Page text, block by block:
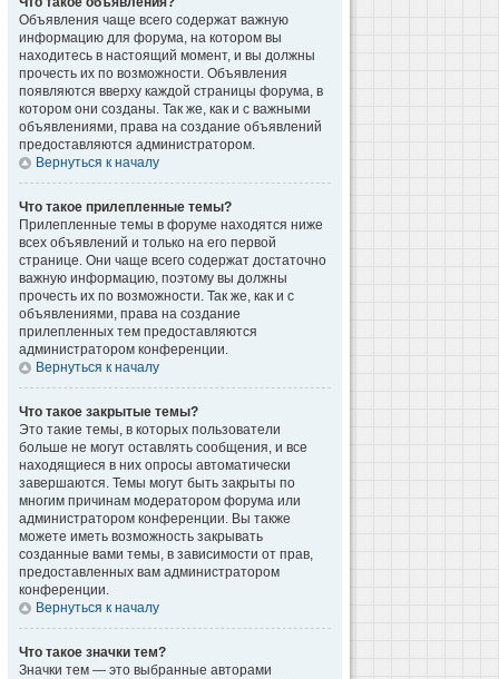
Объявления чаще всего содержат важную
информацию для форума, на котором вы
находитесь в настоящий момент, и вы должны
прочесть их по возможности. Объявления
появляются вверху каждой страницы форума, в
котором они созданы. Так же, как и с важными
объявлениями, права на создание объявлений
предоставляются администратором.
Вернуться к началу
Что такое прилепленные темы?
Прилепленные темы в форуме находятся ниже
всех объявлений и только на его первой
странице. Они чаще всего содержат достаточно
важную информацию, поэтому вы должны
прочесть их по возможности. Так же, как и с
объявлениями, права на создание
прилепленных тем предоставляются
администратором конференции.
Вернуться к началу
Что такое закрытые темы?
Это такие темы, в которых пользователи
больше не могут оставлять сообщения, и все
находящиеся в них опросы автоматически
завершаются. Темы могут быть закрыты по
многим причинам модератором форума или
администратором конференции. Вы также
можете иметь возможность закрывать
созданные вами темы, в зависимости от прав,
предоставленных вам администратором
конференции.
Вернуться к началу
Что такое значки тем?
Значки тем — это выбранные авторами